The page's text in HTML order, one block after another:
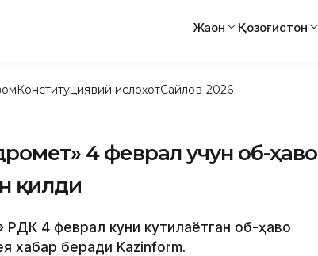
Жаҳон Қозоғистон
Конституциявий ислоҳотСайлов-2026
4 феврал учун об-ҳаво
қилди
РДК 4 феврал куни кутилаётган об-ҳаво
хабар беради Kazinform.